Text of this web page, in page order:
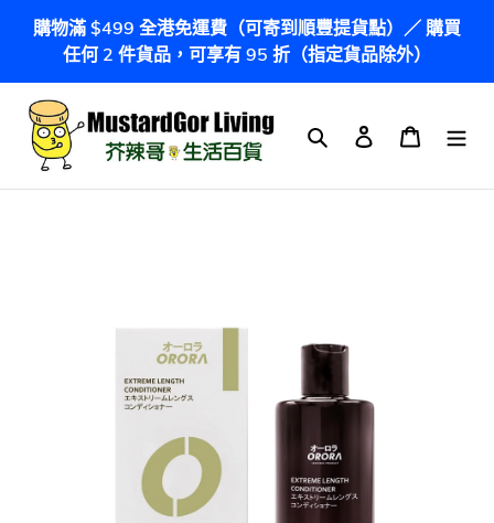
容
購物滿 $499 全港免運費（可寄到順豐提貨點）／ 購買
任何 2 件貨品，可享有 95 折（指定貨品除外）
搜尋 登入 購物車